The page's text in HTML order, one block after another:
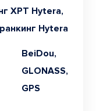
XPT Hytera,
Hytera
BeiDou,
GLONASS,
GPS